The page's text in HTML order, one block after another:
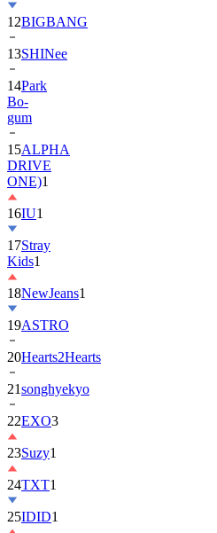
13SHINee
14Park
Bo-
gum
15ALPHA
DRIVE
ONE)1
16IU1
17Stray
Kids
18NewJeans
19ASTRO
20Hearts2Hearts
21songhyekyo
22EXO3
23Suzy1
24TXT1
25IDID1
26BOYNEXTDOOR